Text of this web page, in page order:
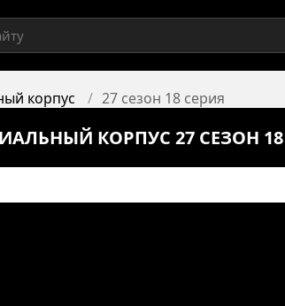
корпус 27 сезон 18 серия
КОРПУС 27 СЕЗОН